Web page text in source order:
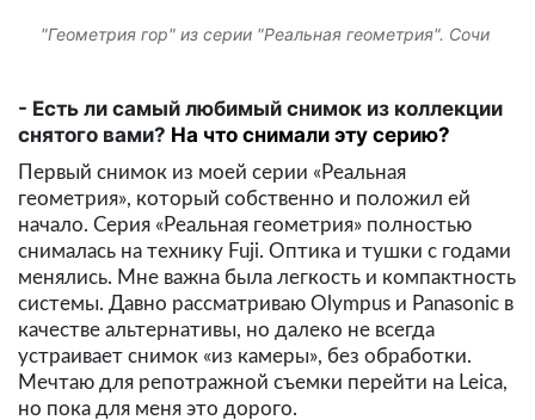
"Геометрия гор" из серии "Реальная геометрия". Сочи
Есть ли самый любимый снимок из коллекции
снятого вами? На что снимали эту серию?
Первый снимок из моей серии «Реальная
геометрия», который собственно и положил ей
начало. Серия «Реальная геометрия» полностью
снималась на технику Fuji. Оптика и тушки с годами
менялись. Мне важна была легкость и компактность
системы. Давно рассматриваю Olympus и Panasonic в
качестве альтернативы, но далеко не всегда
устраивает снимок «из камеры», без обработки.
Мечтаю для репотражной съемки перейти на Leica,
но пока для меня это дорого.